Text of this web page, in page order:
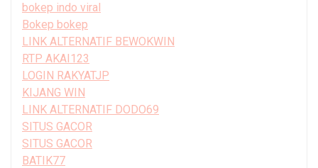
bokep indo viral
Bokep bokep
LINK ALTERNATIF BEWOKWIN
RTP AKAI123
LOGIN RAKYATJP
KIJANG WIN
LINK ALTERNATIF DODO69
SITUS GACOR
SITUS GACOR
BATIK77